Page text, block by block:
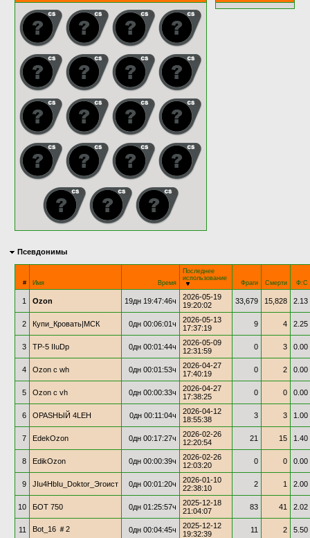
Псевдонимы
# Имя Время
Последнее
использование
Фраги Смерти Ф:С
1 Ozon 19дн 19:47:46ч
2026-05-19
19:20:02
33,679 15,828 2.13
2 Купи_Кровать|МСК 0дн 00:06:01ч
2026-05-13
17:37:19
9 4 2.25
3 TP-5 IIuDр 0дн 00:01:44ч
2026-05-09
12:31:59
0 3 0.00
4 Ozon c wh 0дн 00:01:53ч
2026-04-27
17:40:19
0 2 0.00
5 Ozon c vh 0дн 00:00:33ч
2026-04-27
17:38:25
0 0 0.00
6 OPASНЫЙ 4LEH 0дн 00:11:04ч
2026-04-12
18:55:38
3 3 1.00
7 EdekOzon 0дн 00:17:27ч
2026-02-26
12:20:54
21 15 1.40
8 EdikOzon 0дн 00:00:39ч
2026-02-26
12:03:20
0 0 0.00
9 JIu4HbIu_Doktor_Эгоист 0дн 00:01:20ч
2026-01-10
22:38:10
2 1 2.00
10 БОТ 750 0дн 01:25:57ч
2025-12-18
21:04:07
83 41 2.02
11 Bot_16 ＃2 0дн 00:04:45ч
2025-12-12
19:32:39
11 2 5.50